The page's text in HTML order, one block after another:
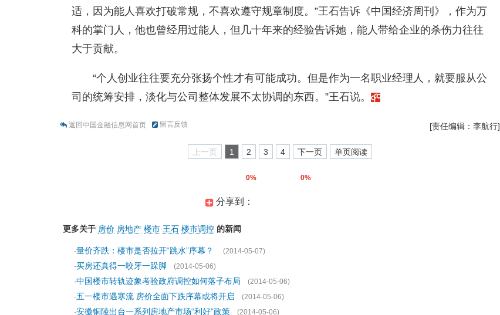
适，因为能人喜欢打破常规，不喜欢遵守规章制度。”王石告诉《中国经济周刊》，作为万
科的掌门人，他也曾经用过能人，但几十年来的经验告诉她，能人带给企业的杀伤力往往
大于贡献。
“个人创业往往要充分张扬个性才有可能成功。但是作为一名职业经理人，就要服从公
司的统筹安排，淡化与公司整体发展不太协调的东西。”王石说。
返回中国金融信息网首页 留言反馈 [责任编辑：李航行]
上一页 1 2 3 4 下一页 单页阅读
0% 0%
分享到：
更多关于 房价 房地产 楼市 王石 楼市调控 的新闻
·量价齐跌：楼市是否拉开“跳水”序幕？
(2014-05-07)
·买房还真得一咬牙一跺脚
(2014-05-06)
·中国楼市转轨迹象考验政府调控如何落子布局
(2014-05-06)
·五一楼市遇寒流 房价全面下跌序幕或将开启
(2014-05-06)
·安徽铜陵出台一系列房地产市场“利好”政策 (2014-05-06)